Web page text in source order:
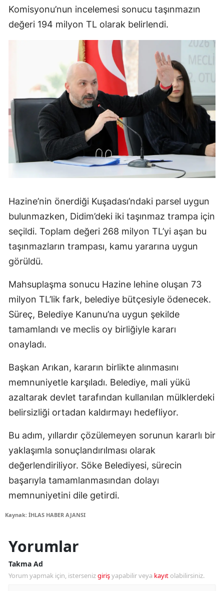
Komisyonu’nun incelemesi sonucu taşınmazın
değeri 194 milyon TL olarak belirlendi.
Hazine’nin önerdiği Kuşadası’ndaki parsel uygun
bulunmazken, Didim’deki iki taşınmaz trampa için
seçildi. Toplam değeri 268 milyon TL’yi aşan bu
taşınmazların trampası, kamu yararına uygun
görüldü.
Mahsuplaşma sonucu Hazine lehine oluşan 73
milyon TL’lik fark, belediye bütçesiyle ödenecek.
Süreç, Belediye Kanunu’na uygun şekilde
tamamlandı ve meclis oy birliğiyle kararı
onayladı.
Başkan Arıkan, kararın birlikte alınmasını
memnuniyetle karşıladı. Belediye, mali yükü
azaltarak devlet tarafından kullanılan mülklerdeki
belirsizliği ortadan kaldırmayı hedefliyor.
Bu adım, yıllardır çözülemeyen sorunun kararlı bir
yaklaşımla sonuçlandırılması olarak
değerlendiriliyor. Söke Belediyesi, sürecin
başarıyla tamamlanmasından dolayı
memnuniyetini dile getirdi.
Kaynak: İHLAS HABER AJANSI
Yorumlar
Takma Ad
Yorum yapmak için, istersenizgirişyapabilir veya kayıt olabilirsiniz.